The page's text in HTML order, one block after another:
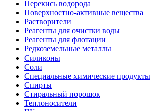
Перекись водорода
Поверхностно-активные вещества
Растворители
Реагенты для очистки воды
Реагенты для флотации
Редкоземельные металлы
Силиконы
Соли
Специальные химические продукты
Спирты
Стиральный порошок
Теплоносители